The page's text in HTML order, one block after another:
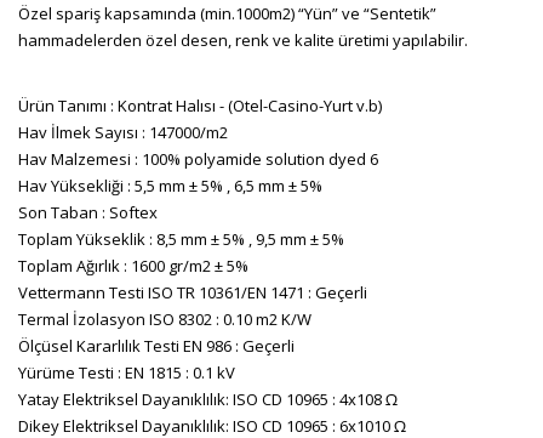
Özel spariş kapsamında (min.1000m2) “Yün” ve “Sentetik”
hammadelerden özel desen, renk ve kalite üretimi yapılabilir.
Ürün Tanımı : Kontrat Halısı - (Otel-Casino-Yurt v.b)
Hav İlmek Sayısı : 147000/m2
Hav Malzemesi : 100% polyamide solution dyed 6
Hav Yüksekliği : 5,5 mm ± 5% , 6,5 mm ± 5%
Son Taban : Softex
Toplam Yükseklik : 8,5 mm ± 5% , 9,5 mm ± 5%
Toplam Ağırlık : 1600 gr/m2 ± 5%
Vettermann Testi ISO TR 10361/EN 1471 : Geçerli
Termal İzolasyon ISO 8302 : 0.10 m2 K/W
Ölçüsel Kararlılık Testi EN 986 : Geçerli
Yürüme Testi : EN 1815 : 0.1 kV
Yatay Elektriksel Dayanıklılık: ISO CD 10965 : 4x108 Ω
Dikey Elektriksel Dayanıklılık: ISO CD 10965 : 6x1010 Ω